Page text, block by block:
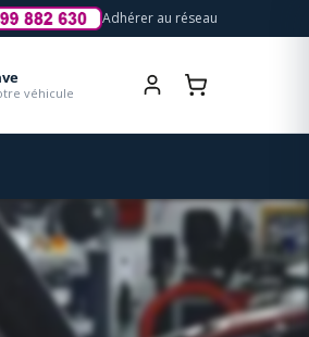
Adhérer au réseau
véhicule